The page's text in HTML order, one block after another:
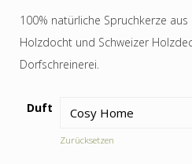
100% natürliche Spruchkerze
Holzdocht und Schweizer
Dorfschreinerei.
Duft
Zurücksetzen